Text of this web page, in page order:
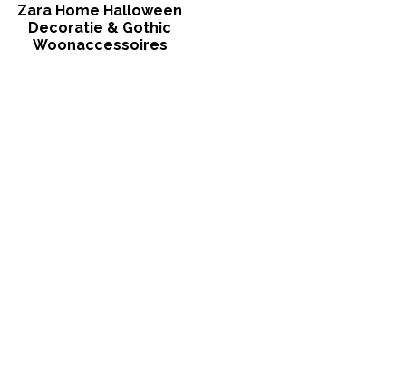
Zara Home Halloween
Decoratie & Gothic
Woonaccessoires